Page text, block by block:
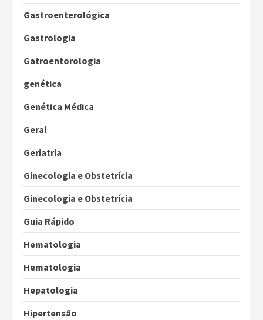
Gastroenterológica
Gastrologia
Gatroentorologia
genética
Genética Médica
Geral
Geriatria
Ginecologia e Obstetrícia
Ginecologia e Obstetrícia
Guia Rápido
Hematologia
Hematologia
Hepatologia
Hipertensão